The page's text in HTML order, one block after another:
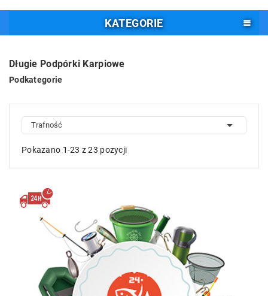
KATEGORIE
Długie Podpórki Karpiowe
Podkategorie
Trafność 
Pokazano 1-23 z 23 pozycji